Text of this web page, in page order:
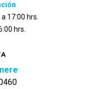
17:00 hrs.
hrs.